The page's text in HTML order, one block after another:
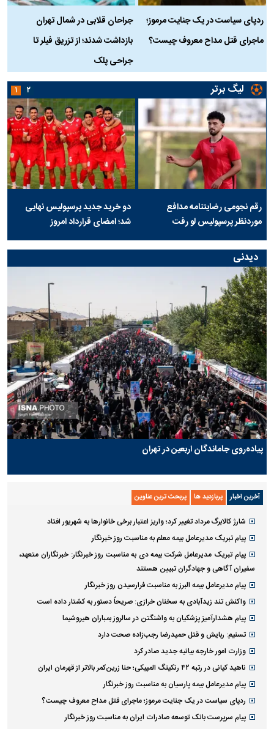
ردپای سیاست در یک جنایت مرموز؛
ماجرای قتل مداح معروف چیست؟
جراحان قلابی در شمال تهران
بازداشت شدند؛ از تزریق فیلر تا
جراحی پلک
لیگ برتر
رقم نجومی رضایتنامه مدافع
موردنظر پرسپولیس لو رفت
دو خرید جدید پرسپولیس نهایی
شد؛ امضای قرارداد امروز
۱ ۲
دیدنی
پیاده‌روی جاماندگان اربعین در تهران
آخرین اخبار پربازدید ها پربحث ترین عناوین
شارژ کالابرگ مرداد تغییر کرد؛ واریز اعتبار برخی خانوار‌ها به شهریور افتاد
پیام تبریک مدیرعامل بیمه معلم به مناسبت روز خبرنگار
پیام تبریک مدیرعامل شرکت بیمه دی به مناسبت روز خبرنگار: خبرنگاران متعهد،
سفیران آگاهی و جهادگران تبیین هستند
پیام مدیرعامل بیمه البرز به مناسبت فرارسیدن روز خبرنگار
واکنش تند زیدآبادی به سخنان خرازی: صریحاً دستور به کشتار داده است
پیام هشدارآمیز پزشکیان به واشنگتن در سالروز بمباران هیروشیما
تسنیم: ربایش و قتل حمیدرضا رجب‌زاده صحت دارد
وزارت امور خارجه بیانیه جدید صادر کرد
ناهید کیانی در رتبه ۴۲ رنکینگ المپیکی؛ حنا زرین‌کمر بالاتر از قهرمان ایران
پیام مدیرعامل بیمه پارسیان به مناسبت روز خبرنگار
ردپای سیاست در یک جنایت مرموز؛ ماجرای قتل مداح معروف چیست؟
پیام سرپرست بانک توسعه صادرات ایران به مناسبت روز خبرنگار